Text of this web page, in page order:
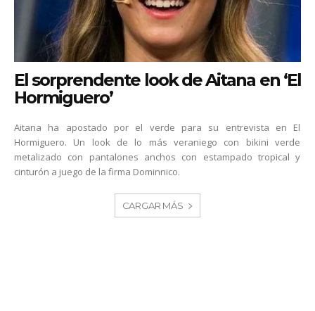
El sorprendente look de Aitana en ‘El
Hormiguero’
Aitana ha apostado por el verde para su entrevista en El
Hormiguero. Un look de lo más veraniego con bikini verde
metalizado con pantalones anchos con estampado tropical y
cinturón a juego de la firma Dominnico.
CARGAR MÁS